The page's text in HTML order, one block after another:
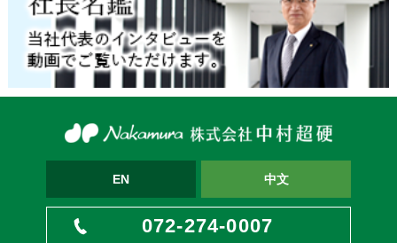
EN 中文
072-274-0007